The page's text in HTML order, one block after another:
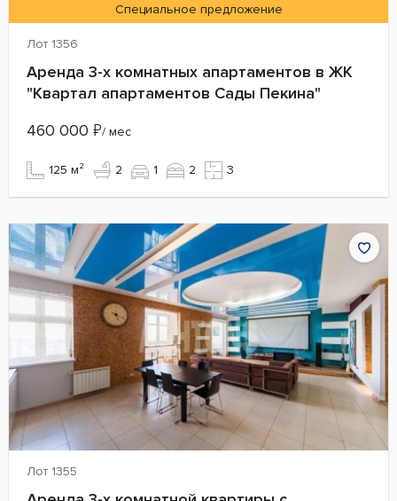
Специальное предложение
Лот 1356
Аренда 3-х комнатных апартаментов в ЖК
"Квартал апартаментов Сады Пекина"
460 000 ₽/ мес
125 м² 2 1 2 3
Лот 1355